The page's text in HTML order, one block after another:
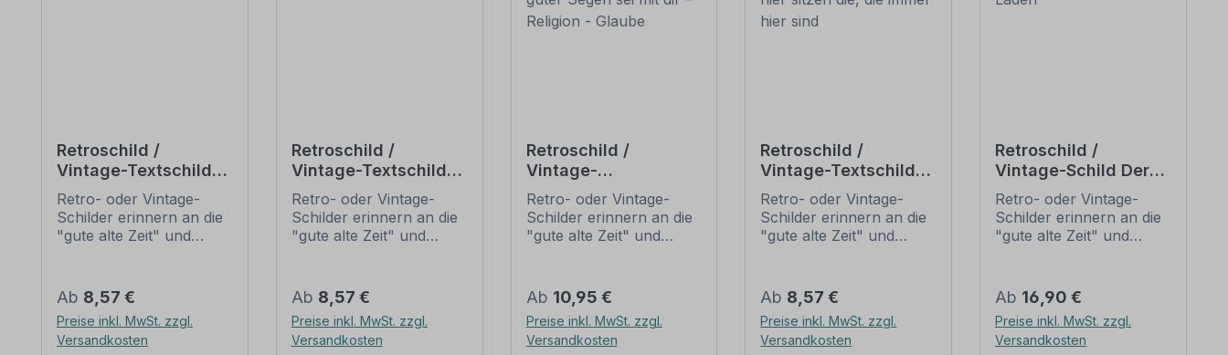
Retroschild /
Vintage-Textschild
Stammtisch
Retro- oder Vintage-
Schilder erinnern an die
"gute alte Zeit" und
großer Beliebheit. Sind
diese Schilder im Original
nur schwer und häufig
nur zu horrenden Preise
Regulärer Preis:
Ab 8,57 €
Preise inkl. MwSt. zzgl.
Versandkosten
Retroschild /
Vintage-Textschild
Bin im Garten
Retro- oder Vintage-
Schilder erinnern an die
"gute alte Zeit" und
großer Beliebheit. Sind
diese Schilder im Original
nur schwer und häufig
nur zu horrenden Preise
Regulärer Preis:
Ab 8,57 €
Preise inkl. MwSt. zzgl.
Versandkosten
Retroschild /
Vintage-
Spruchschild Gottes
guter Segen sei mit
dir – Religion -
Retro- oder Vintage-
Schilder erinnern an die
"gute alte Zeit" und
großer Beliebheit. Sind
diese Schilder im Original
nur schwer und häufig
nur zu horrenden Preise
Regulärer Preis:
Ab 10,95 €
Preise inkl. MwSt. zzgl.
Versandkosten
Retroschild /
Vintage-Textschild
Stammtisch - hier
sitzen die, die immer
hier sind
Retro- oder Vintage-
Schilder erinnern an die
"gute alte Zeit" und
großer Beliebheit. Sind
diese Schilder im Original
nur schwer und häufig
nur zu horrenden Preise
Regulärer Preis:
Ab 8,57 €
Preise inkl. MwSt. zzgl.
Versandkosten
Retroschild /
Vintage-Schild Der
Tante Emma Laden
Retro- oder Vintage-
Schilder erinnern an die
"gute alte Zeit" und
großer Beliebheit. Sind
diese Schilder im Original
nur schwer und häufig
nur zu horrenden Preise
Regulärer Preis:
Ab 16,90 €
Preise inkl. MwSt. zzgl.
Versandkosten